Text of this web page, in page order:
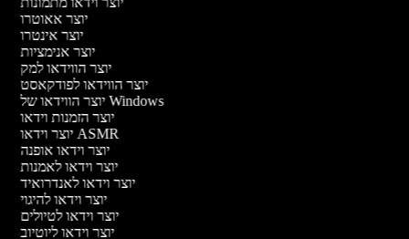
יוצר אאוטרו
יוצר אינטרו
יוצר אנימציות
יוצר הווידאו למק
יוצר הווידאו לפודקאסט
יוצר הווידאו של Windows
יוצר הזמנות וידאו
יוצר וידאו ASMR
יוצר וידאו אופנה
יוצר וידאו לאמנות
יוצר וידאו לאנדרואיד
יוצר וידאו להיגוי
יוצר וידאו לטיולים
יוצר וידאו ליוטיוב